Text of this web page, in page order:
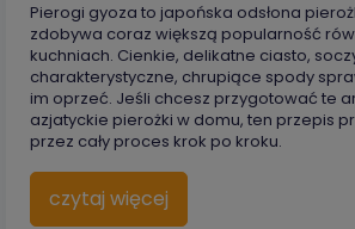
Pierogi gyoza to japońska odsłona
zdobywa coraz większą popularność
kuchniach. Cienkie, delikatne ciasto,
charakterystyczne, chrupiące spody
im oprzeć. Jeśli chcesz przygotować te
azjatyckie pierożki w domu, ten przepis
przez cały proces krok po kroku.
czytaj więcej